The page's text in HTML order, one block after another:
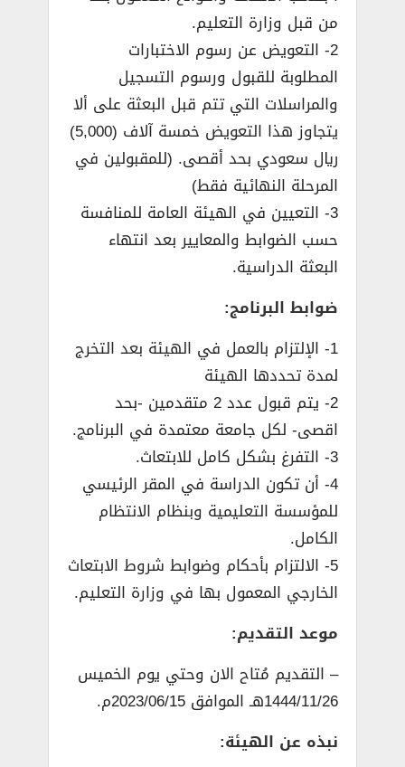
من قبل وزارة التعليم.
2- التعويض عن رسوم الاختبارات
المطلوبة للقبول ورسوم التسجيل
والمراسلات التي تتم قبل البعثة على ألا
يتجاوز هذا التعويض خمسة آلاف (5,000)
ريال سعودي بحد أقصى. (للمقبولين في
المرحلة النهائية فقط)
3- التعيين في الهيئة العامة للمنافسة
حسب الضوابط والمعايير بعد انتهاء
البعثة الدراسية.
ضوابط البرنامج:
1- الإلتزام بالعمل في الهيئة بعد التخرج
لمدة تحددها الهيئة
2- يتم قبول عدد 2 متقدمين -بحد
اقصى- لكل جامعة معتمدة في البرنامج.
3- التفرغ بشكل كامل للابتعاث.
4- أن تكون الدراسة في المقر الرئيسي
للمؤسسة التعليمية وبنظام الانتظام
الكامل.
5- الالتزام بأحكام وضوابط شروط الابتعاث
الخارجي المعمول بها في وزارة التعليم.
موعد التقديم:
– التقديم مُتاح الان وحتي يوم الخميس
1444/11/26هـ الموافق 2023/06/15م.
نبذه عن الهيئة: